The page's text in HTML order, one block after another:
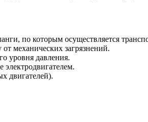
по которым осуществляется
механических загрязнений.
уровня давления.
двигателей).